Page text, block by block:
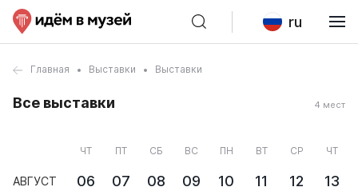
ru
Главная Выставки Выставки
Все выставки 4 мест
АВГУСТ
ЧТ
06
ПТ
07
СБ
08
ВС
09
ПН
10
ВТ
11
СР
12
ЧТ
13